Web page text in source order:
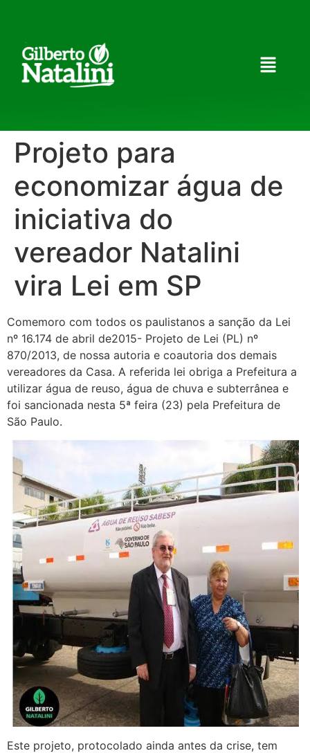
Projeto para
economizar água de
iniciativa do
vereador Natalini
vira Lei em SP
Comemoro com todos os paulistanos a sanção da Lei
nº 16.174 de abril de2015- Projeto de Lei (PL) nº
870/2013, de nossa autoria e coautoria dos demais
vereadores da Casa. A referida lei obriga a Prefeitura a
utilizar água de reuso, água de chuva e subterrânea e
foi sancionada nesta 5ª feira (23) pela Prefeitura de
São Paulo.
Este projeto, protocolado ainda antes da crise, tem